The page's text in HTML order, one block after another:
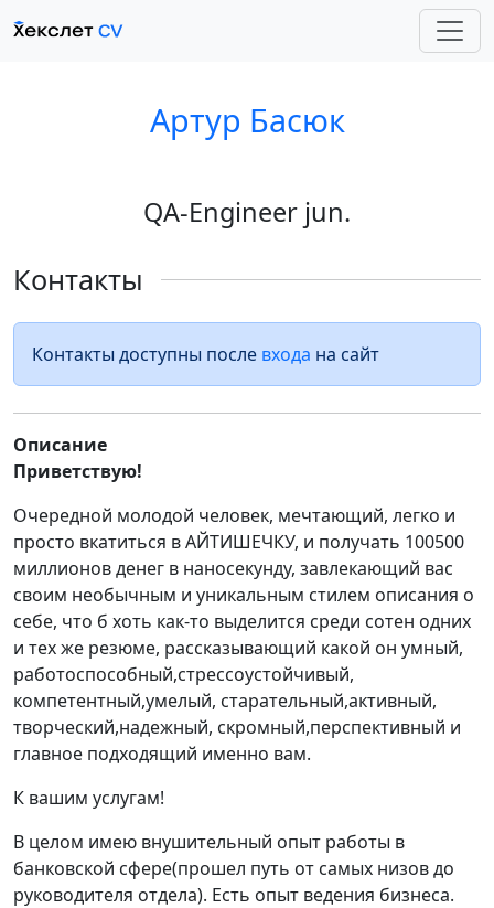
Артур Басюк
QA-Engineer jun.
Контакты
Контакты доступны после входа на сайт
Описание
Приветствую!
Очередной молодой человек, мечтающий, легко и
просто вкатиться в АЙТИШЕЧКУ, и получать 100500
миллионов денег в наносекунду, завлекающий вас
своим необычным и уникальным стилем описания о
себе, что б хоть как-то выделится среди сотен одних
и тех же резюме, рассказывающий какой он умный,
работоспособный,стрессоустойчивый,
компетентный,умелый, старательный,активный,
творческий,надежный, скромный,перспективный и
главное подходящий именно вам.
К вашим услугам!
В целом имею внушительный опыт работы в
банковской сфере(прошел путь от самых низов до
руководителя отдела). Есть опыт ведения бизнеса.